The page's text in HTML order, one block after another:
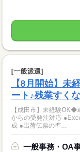
[一般派遣]
【8月開始】
ート♪残業すく
【成田市】未経験
からの受発注対応
成 ●出荷伝票の準...
一般事務・OA